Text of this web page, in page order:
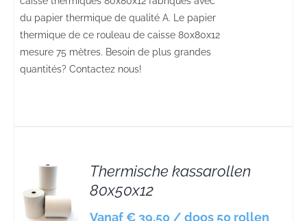
du papier thermique de qualité A. Le papier
thermique de ce rouleau de caisse 80x80x12
mesure 75 mètres. Besoin de plus grandes
quantités? Contactez nous!
Thermische kassarollen
80x50x12
Vanaf € 39.50 / doos 50 rollen